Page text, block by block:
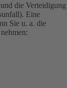
die Verteidigung
Eine
Sie u. a. die